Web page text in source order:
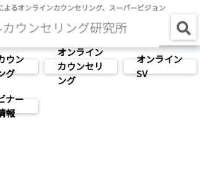
るオンラインカウンセリング、スーパービジョン
ウン
グ
オンライン
カウンセリ
ング
オンライン
SV
ナー
報